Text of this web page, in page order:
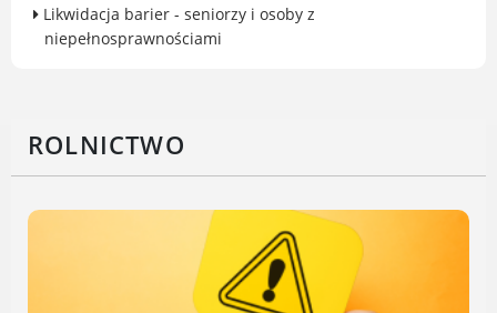
Komenda Straży Miejskiej Miasta
Luboń
Informator Miasta Luboń
Plaża Miejska przy ul. Rzecznej w
ROLNICTWO
Likwidacja barier - seniorzy i osoby z
niepełnosprawnościami